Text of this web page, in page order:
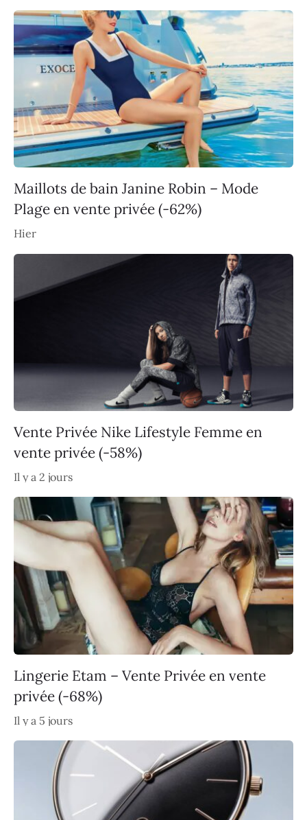
Maillots de bain Janine Robin – Mode
Plage en vente privée (-62%)
Hier
Vente Privée Nike Lifestyle Femme en
vente privée (-58%)
Il y a 2 jours
Lingerie Etam – Vente Privée en vente
privée (-68%)
Il y a 5 jours